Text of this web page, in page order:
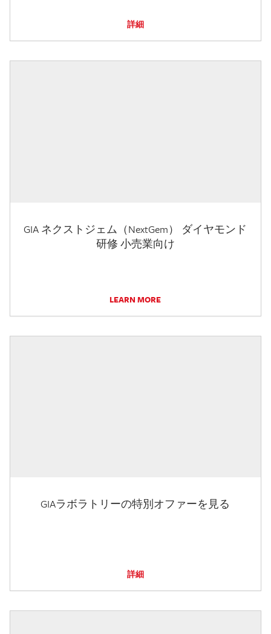
詳細
GIA ネクストジェム（NextGem） ダイヤモンド
研修 小売業向け
LEARN MORE
GIAラボラトリーの特別オファーを見る
詳細